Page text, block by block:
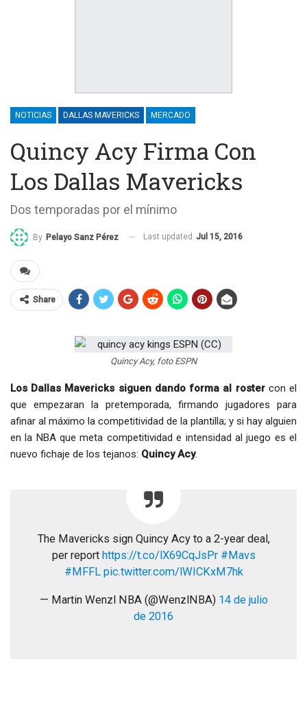
NOTICIAS DALLAS MAVERICKS MERCADO
Quincy Acy Firma Con
Los Dallas Mavericks
Dos temporadas por el mínimo
By Pelayo Sanz Pérez Last updated Jul 15, 2016
Share
Quincy Acy, foto ESPN
Los Dallas Mavericks siguen dando forma al rostercon el
que empezaran la pretemporada, firmando jugadores para
afinar al máximo la competitividad de la plantilla; y si hay alguien
en la NBA que meta competitividad e intensidad al juego es el
nuevo fichaje de los tejanos: Quincy Acy.
The Mavericks sign Quincy Acy to a 2-year deal,
per report https://t.co/lX69CqJsPr #Mavs
#MFFL pic.twitter.com/lWICKxM7hk
— Martin Wenzl NBA (@WenzlNBA) 14 de julio
de 2016